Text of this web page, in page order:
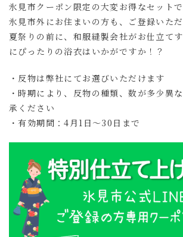
氷見市クーポン限定の大変お得なセットで
氷見市外にお住まいの方も、ご登録いただ
夏祭りの前に、和服縫製会社がお仕立て
にぴったりの浴衣はいかがですか！？
・反物は弊社にてお選びいただけます
・時期により、反物の種類、数が多少異
承ください
・有効期間：4月1日〜30日まで